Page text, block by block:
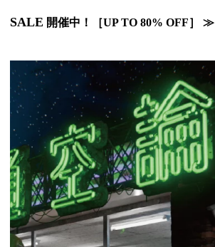
SALE 開催中！［UP TO 80% OFF］ ≫